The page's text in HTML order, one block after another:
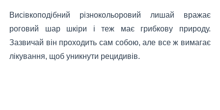
Висівкоподібний різнокольоровий лишай вражає
роговий шар шкіри і теж має грибкову природу.
Зазвичай він проходить сам собою, але все ж вимагає
лікування, щоб уникнути рецидивів.